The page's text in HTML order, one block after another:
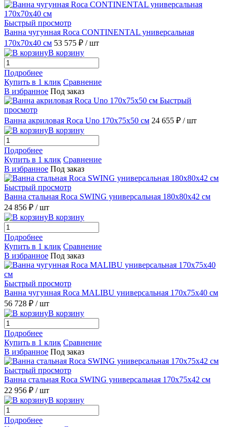
Быстрый просмотр
Ванна чугунная Roca CONTINENTAL универсальная
170x70x40 см 53 575 ₽ / шт
В корзину
Подробнее
Купить в 1 клик Сравнение
В избранное Под заказ
Быстрый
просмотр
Ванна акриловая Roca Uno 170x75x50 см 24 655 ₽ / шт
В корзину
Подробнее
Купить в 1 клик Сравнение
В избранное Под заказ
Быстрый просмотр
Ванна стальная Roca SWING универсальная 180x80x42 см
24 856 ₽ / шт
В корзину
Подробнее
Купить в 1 клик Сравнение
В избранное Под заказ
Быстрый просмотр
Ванна чугунная Roca MALIBU универсальная 170x75x40 см
56 728 ₽ / шт
В корзину
Подробнее
Купить в 1 клик Сравнение
В избранное Под заказ
Быстрый просмотр
Ванна стальная Roca SWING универсальная 170x75x42 см
22 956 ₽ / шт
В корзину
Подробнее